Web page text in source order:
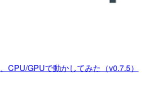
CPU/GPUで動かしてみた（v0.7.5）